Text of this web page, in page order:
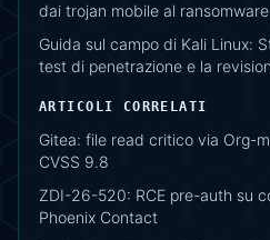
dai trojan mobile al
Guida sul campo di Kali Linux:
test di penetrazione e la
ARTICOLI CORRELATI
Gitea: file read critico via Org-
CVSS 9.8
ZDI-26-520: RCE pre-auth su
Phoenix Contact